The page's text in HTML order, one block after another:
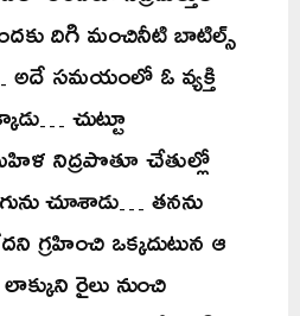
దిగి మంచినీటి బాటిల్స్‌
అదే సమయంలో ఓ వ్యక్తి
చుట్టూ
నిద్రపొతూ చేతుల్లో
చూశాడు… తనను
గ్రహించి ఒక్కదుటున ఆ
రైలు నుంచి